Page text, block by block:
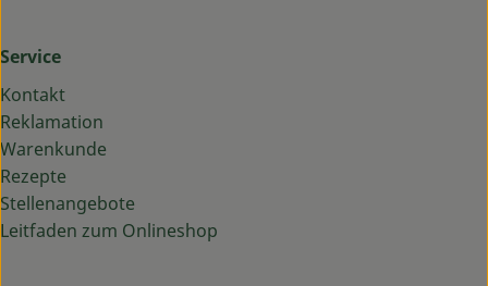
Service
Kontakt
Reklamation
Warenkunde
Rezepte
Stellenangebote
Leitfaden zum Onlineshop